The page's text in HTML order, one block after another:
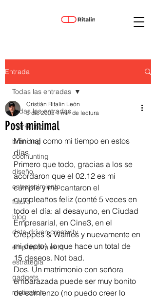
Entrada
Todas las entradas
marketing
branding
coolhunting
diseño
entretenimiento
futuro
blog
data-driven creativity
emprendimiento
estrategia
gadgets
motivation
Todas las entradas
Post minimal
Cristián Ritalin León
5 dic 2005 1 min de lectura
Minimal como mi tiempo en estos
días.
Primero que todo, gracias a los se
acordaron que el 02.12 es mi
cumple y me cantaron el
cumpleaños feliz (conté 5 veces en
todo el día: al desayuno, en Ciudad
Empresarial, en Cine3, en el
Creppes & Waffles y nuevamente en
mi depto), lo que hace un total de
15 deseos. Not bad.
Dos. Un matrimonio con señora
embarazada puede ser muy bonito
de comienzo (no puedo creer lo